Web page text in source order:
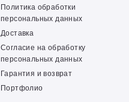
Политика обработки
персональных данных
Доставка
Согласие на обработку
персональных данных
Гарантия и возврат
Портфолио